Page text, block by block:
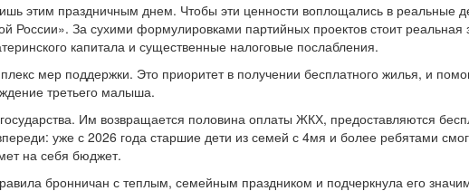
этим праздничным днем. Чтобы эти ценности воплощались в реальные
России». За сухими формулировками партийных проектов стоит
капитала и существенные налоговые послабления.
мер поддержки. Это приоритет в получении бесплатного жилья, и
третьего малыша.
Им возвращается половина оплаты ЖКХ, предоставляются
уже с 2026 года старшие дети из семей с 4мя и более ребятами
на себя бюджет.
бронничан с теплым, семейным праздником и подчеркнула его